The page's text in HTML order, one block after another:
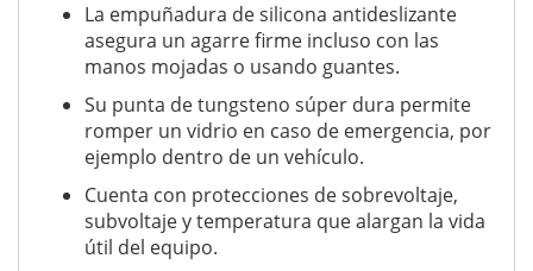
La empuñadura de silicona antideslizante
asegura un agarre firme incluso con las
manos mojadas o usando guantes.
Su punta de tungsteno súper dura permite
romper un vidrio en caso de emergencia, por
ejemplo dentro de un vehículo.
Cuenta con protecciones de sobrevoltaje,
subvoltaje y temperatura que alargan la vida
útil del equipo.